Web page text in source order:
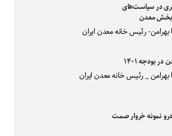
در سیاست‌های
بخش معدن
رئیس خانه معدن ایران
بودجه ۱۴۰۱
_ رئیس خانه معدن ایران
نمونه خروار صمت